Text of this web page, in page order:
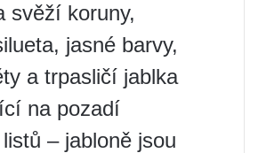
svěží koruny,
jasné barvy,
a trpasličí jablka
na pozadí
– jabloně jsou